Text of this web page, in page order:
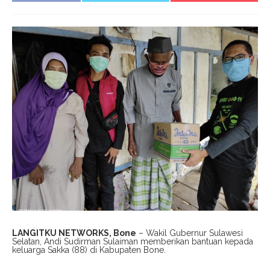
LANGITKU NETWORKS, Bone – Wakil Gubernur Sulawesi
Selatan, Andi Sudirman Sulaiman memberikan bantuan kepada
keluarga Sakka (88) di Kabupaten Bone.